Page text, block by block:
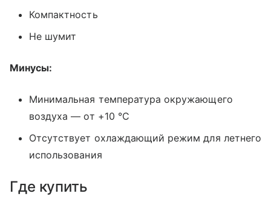
Компактность
Не шумит
Минусы:
Минимальная температура окружающего
воздуха — от +10 °C
Отсутствует охлаждающий режим для летнего
использования
Где купить